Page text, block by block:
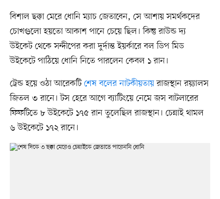
বিশাল ছক্কা মেরে ধোনি ম্যাচ জেতাবেন, সে আশায় সমর্থকদের
চোখগুলো হয়তো আকাশ পানে চেয়ে ছিল। কিন্তু রাউন্ড দ্য
উইকেট থেকে সন্দীপের করা দুর্দান্ত ইয়র্কারে বল ডিপ মিড
উইকেটে পাঠিয়ে ধোনি নিতে পারলেন কেবল ১ রান।
ট্রেন্ড হয়ে ওঠা আরেকটি শেষ বলের নাটকীয়তায়রাজস্থান রয়্যালস
জিতল ৩ রানে। টস হেরে আগে ব্যাটিংয়ে নেমে জস বাটলারের
ফিফটিতে ৮ উইকেটে ১৭৫ রান তুলেছিল রাজস্থান। চেন্নাই থামল
৬ উইকেটে ১৭২ রানে।